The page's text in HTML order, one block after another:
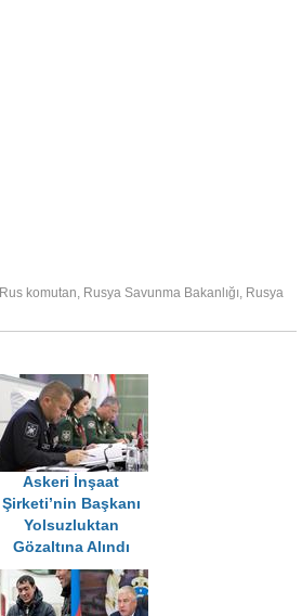
Rus komutan, Rusya Savunma Bakanlığı, Rusya
Askeri İnşaat
Şirketi’nin Başkanı
Yolsuzluktan
Gözaltına Alındı